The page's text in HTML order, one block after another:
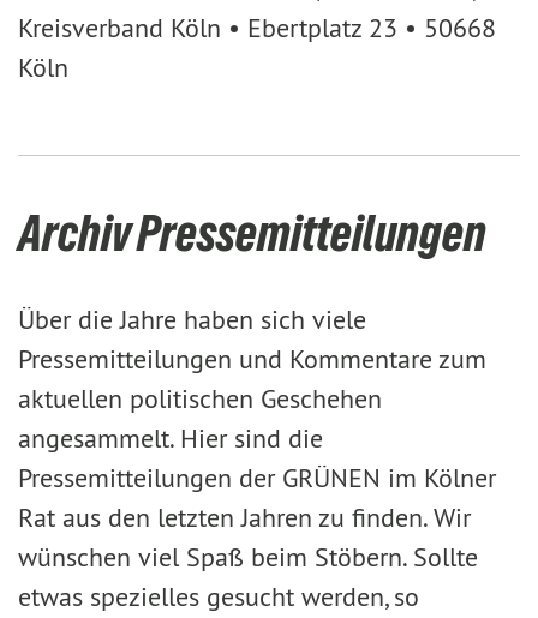
Kreisverband Köln • Ebertplatz 23 • 50668
Köln
Archiv Pressemitteilungen
Über die Jahre haben sich viele
Pressemitteilungen und Kommentare zum
aktuellen politischen Geschehen
angesammelt. Hier sind die
Pressemitteilungen der GRÜNEN im Kölner
Rat aus den letzten Jahren zu finden. Wir
wünschen viel Spaß beim Stöbern. Sollte
etwas spezielles gesucht werden, so